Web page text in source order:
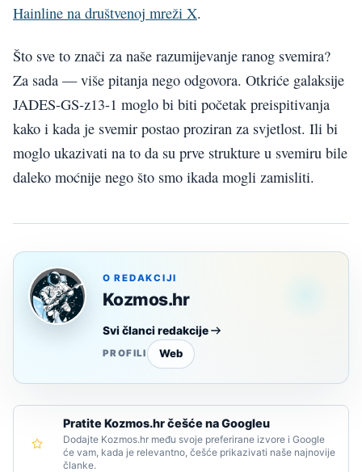
Hainline na društvenoj mreži X.
Što sve to znači za naše razumijevanje ranog svemira?
Za sada — više pitanja nego odgovora. Otkriće galaksije
JADES-GS-z13-1 moglo bi biti početak preispitivanja
kako i kada je svemir postao proziran za svjetlost. Ili bi
moglo ukazivati na to da su prve strukture u svemiru bile
daleko moćnije nego što smo ikada mogli zamisliti.
O REDAKCIJI
Kozmos.hr
Svi članci redakcije
PROFILI Web
Pratite Kozmos.hr češće na Googleu
Dodajte Kozmos.hr među svoje preferirane izvore i Google
će vam, kada je relevantno, češće prikazivati naše najnovije
članke.